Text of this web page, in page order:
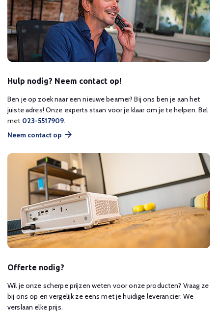
Hulp nodig? Neem contact op!
Ben je op zoek naar een nieuwe beamer? Bij ons ben je aan het
juiste adres! Onze experts staan voor je klaar om je te helpen. Bel
met 023-5517909.
Neem contact op
Offerte nodig?
Wil je onze scherpe prijzen weten voor onze producten? Vraag ze
bij ons op en vergelijk ze eens met je huidige leverancier. We
verslaan elke prijs.